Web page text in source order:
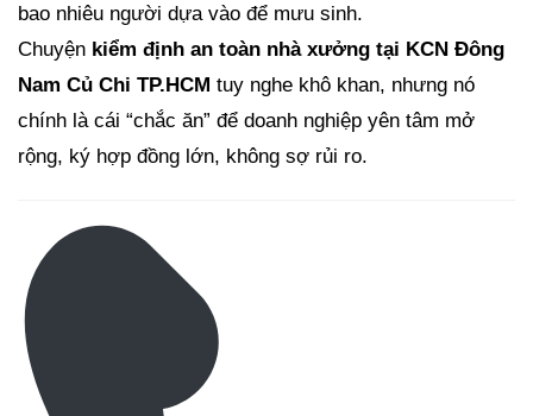
bao nhiêu người dựa vào để mưu sinh.
Chuyện kiểm định an toàn nhà xưởng tại KCN Đông
Nam Củ Chi TP.HCM tuy nghe khô khan, nhưng nó
chính là cái “chắc ăn” để doanh nghiệp yên tâm mở
rộng, ký hợp đồng lớn, không sợ rủi ro.